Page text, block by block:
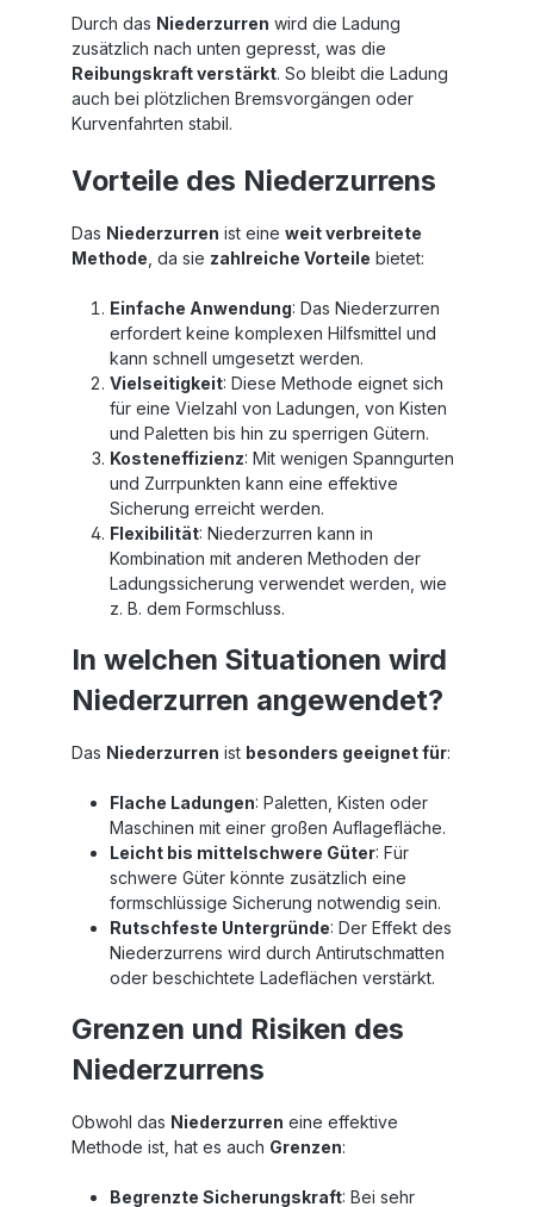
Durch das Niederzurren wird die Ladung
zusätzlich nach unten gepresst, was die
Reibungskraft verstärkt. So bleibt die Ladung
auch bei plötzlichen Bremsvorgängen oder
Kurvenfahrten stabil.
Vorteile des Niederzurrens
Das Niederzurren ist eine weit verbreitete
Methode , da sie zahlreiche Vorteile bietet:
Einfache Anwendung: Das Niederzurren
erfordert keine komplexen Hilfsmittel und
kann schnell umgesetzt werden.
Vielseitigkeit: Diese Methode eignet sich
für eine Vielzahl von Ladungen, von Kisten
und Paletten bis hin zu sperrigen Gütern.
Kosteneffizienz: Mit wenigen Spanngurten
und Zurrpunkten kann eine effektive
Sicherung erreicht werden.
Flexibilität: Niederzurren kann in
Kombination mit anderen Methoden der
Ladungssicherung verwendet werden, wie
z. B. dem Formschluss.
In welchen Situationen wird
Niederzurren angewendet?
Das Niederzurren ist besonders geeignet für:
Flache Ladungen: Paletten, Kisten oder
Maschinen mit einer großen Auflagefläche.
Leicht bis mittelschwere Güter: Für
schwere Güter könnte zusätzlich eine
formschlüssige Sicherung notwendig sein.
Rutschfeste Untergründe: Der Effekt des
Niederzurrens wird durch Antirutschmatten
oder beschichtete Ladeflächen verstärkt.
Grenzen und Risiken des
Niederzurrens
Obwohl das Niederzurren eine effektive
Methode ist, hat es auch Grenzen:
Begrenzte Sicherungskraft: Bei sehr